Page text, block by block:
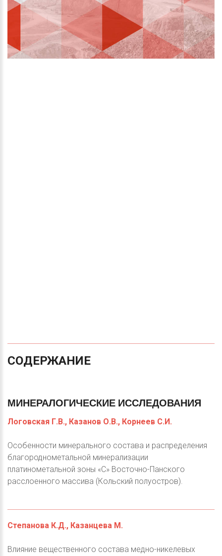
СОДЕРЖАНИЕ
МИНЕРАЛОГИЧЕСКИЕ ИССЛЕДОВАНИЯ
Логовская Г.В., Казанов О.В., Корнеев С.И.
Особенности минерального состава и распределения
благороднометальной минерализации
платинометальной зоны «С» Восточно-Панского
расслоенного массива (Кольский полуостров).
Степанова К.Д., Казанцева М.
Влияние вещественного состава медно-никелевых